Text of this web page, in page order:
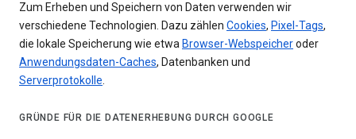
Zum Erheben und Speichern von Daten verwenden wir
verschiedene Technologien. Dazu zählen Cookies, Pixel-Tags,
die lokale Speicherung wie etwa Browser-Webspeicheroder
Anwendungsdaten-Caches, Datenbanken und
Serverprotokolle.
GRÜNDE FÜR DIE DATENERHEBUNG DURCH GOOGLE